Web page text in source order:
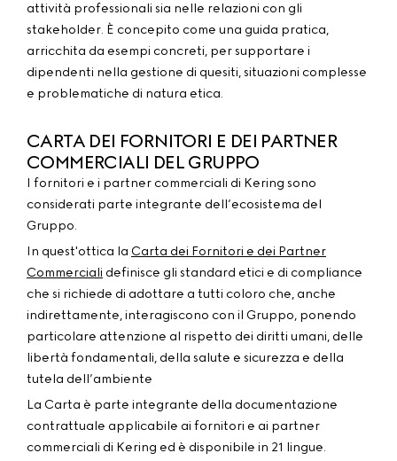
attività professionali sia nelle relazioni con gli
stakeholder. È concepito come una guida pratica,
arricchita da esempi concreti, per supportare i
dipendenti nella gestione di quesiti, situazioni complesse
e problematiche di natura etica.
CARTA DEI FORNITORI E DEI PARTNER
COMMERCIALI DEL GRUPPO
I fornitori e i partner commerciali di Kering sono
considerati parte integrante dell’ecosistema del
Gruppo.
In quest'ottica la Carta dei Fornitori e dei Partner
Commerciali definisce gli standard etici e di compliance
che si richiede di adottare a tutti coloro che, anche
indirettamente, interagiscono con il Gruppo, ponendo
particolare attenzione al rispetto dei diritti umani, delle
libertà fondamentali, della salute e sicurezza e della
tutela dell’ambiente
La Carta è parte integrante della documentazione
contrattuale applicabile ai fornitori e ai partner
commerciali di Kering ed è disponibile in 21 lingue.